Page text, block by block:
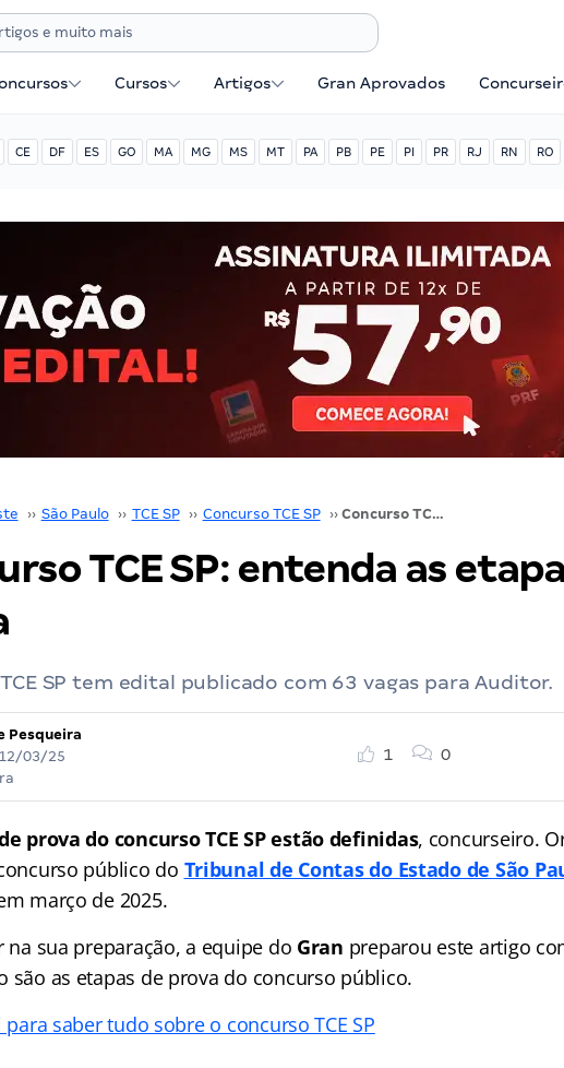
Cursos Artigos Gran Aprovados
CE DF ES GO MA MG MS MT PA PB PE PI PR RJ RN RO
›› São Paulo ›› TCE SP ›› Concurso TCE SP ›› Concurso TCE SP: entenda as etapas de prova
TCE SP: entenda as
SP tem edital publicado com 63 vagas para Auditor.
Pesqueira
12/03/25
1 0
prova do concurso TCE SP estão definidas, concurseiro.
público do Tribunal de Contas do Estado de São
março de 2025.
na sua preparação, a equipe do Gran preparou este artigo
são as etapas de prova do concurso público.
saber tudo sobre o concurso TCE SP